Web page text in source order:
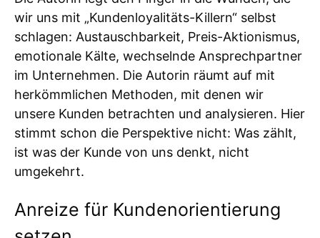
wir uns mit „Kundenloyalitäts-Killern“ selbst
schlagen: Austauschbarkeit, Preis-Aktionismus,
emotionale Kälte, wechselnde Ansprechpartner
im Unternehmen. Die Autorin räumt auf mit
herkömmlichen Methoden, mit denen wir
unsere Kunden betrachten und analysieren. Hier
stimmt schon die Perspektive nicht: Was zählt,
ist was der Kunde von uns denkt, nicht
umgekehrt.
Anreize für Kundenorientierung